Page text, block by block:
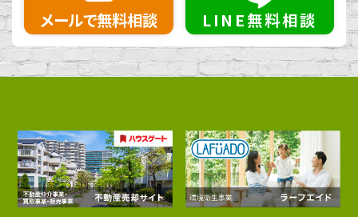
メールで無料相談 LINE無料相談